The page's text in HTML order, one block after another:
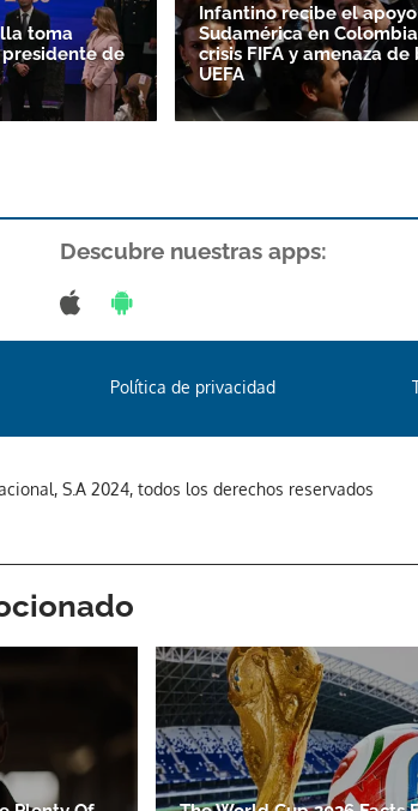
toma
presidente de
Infantino recibe el
Sudamérica en
crisis FIFA y amenaza
UEFA
Descubre nuestras apps:
Política de privacidad
S.A 2024, todos los derechos reservados